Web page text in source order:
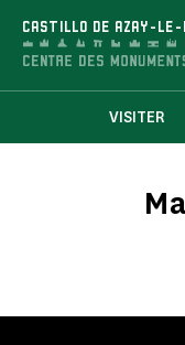
CASTILLO DE AZAY-LE-
VISITER